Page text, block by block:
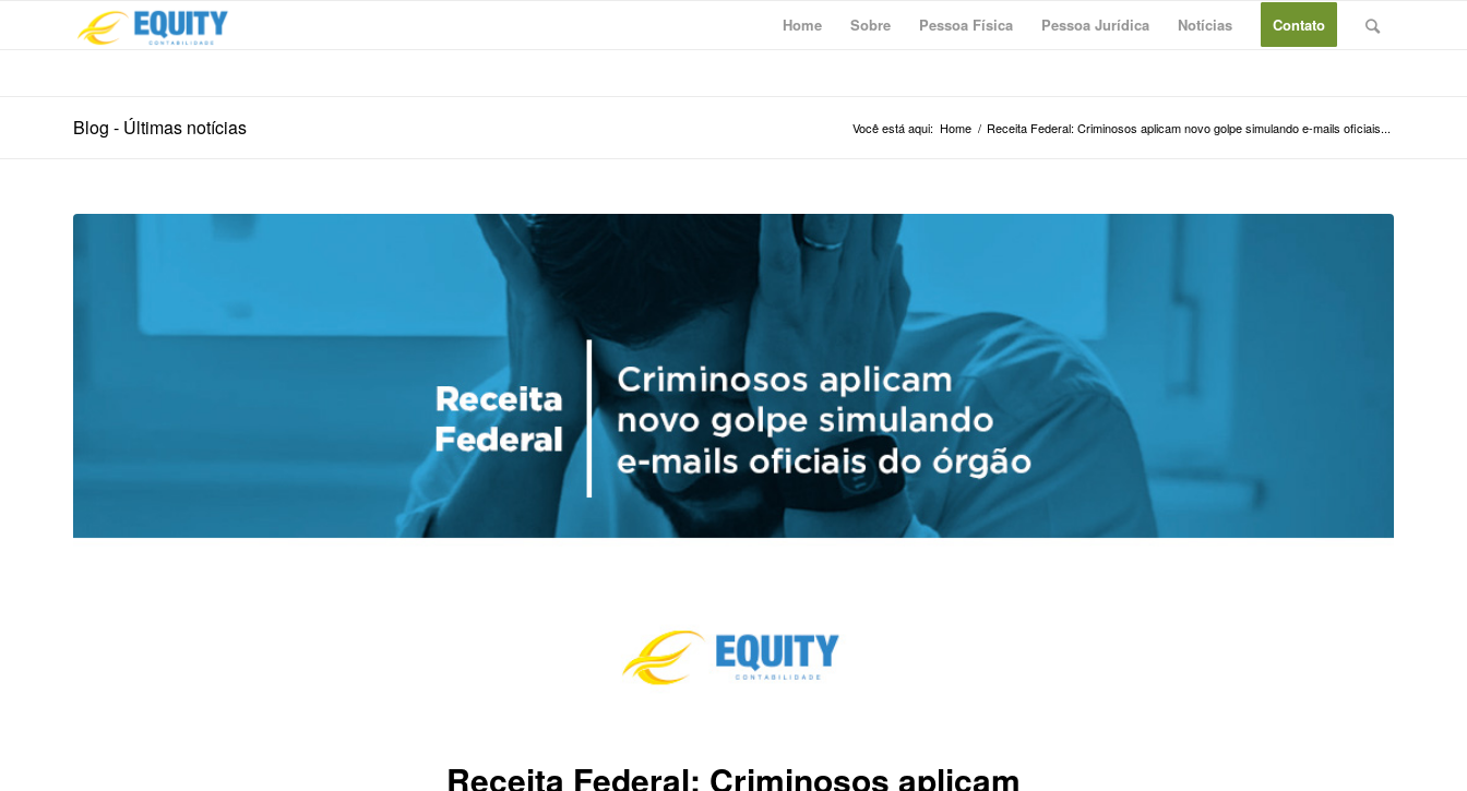
Home Sobre Pessoa Física Pessoa Jurídica Notícias Contato
Blog - Últimas notícias Você está aqui: Home / Receita Federal: Criminosos aplicam novo golpe simulando e-mails oficiais...
Receita Federal: Criminosos aplicam